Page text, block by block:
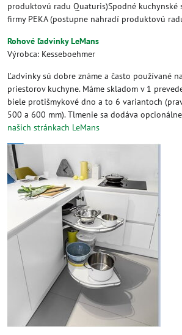
produktovú radu Quaturis)Spodné kuchynské
firmy PEKA (postupne nahradí produktovú
Rohové ľadvinky LeMans
Výrobca: Kesseboehmer
Ľadvinky sú dobre známe a často používané
priestorov kuchyne. Máme skladom v 1
biele protišmykové dno a to 6 variantoch
500 a 600 mm). Tlmenie sa dodáva
našich stránkach LeMans